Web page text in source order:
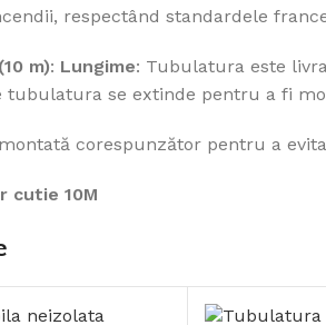
respectând standardele
m): Lungime: Tubulatura este
tubulatura se extinde pentru a fi
corespunzător pentru a
cutie 10M